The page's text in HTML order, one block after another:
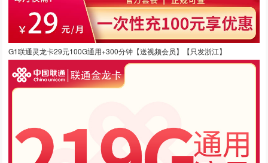
G1联通灵龙卡29元100G通用+300分钟【送视频会员】【只发浙江】